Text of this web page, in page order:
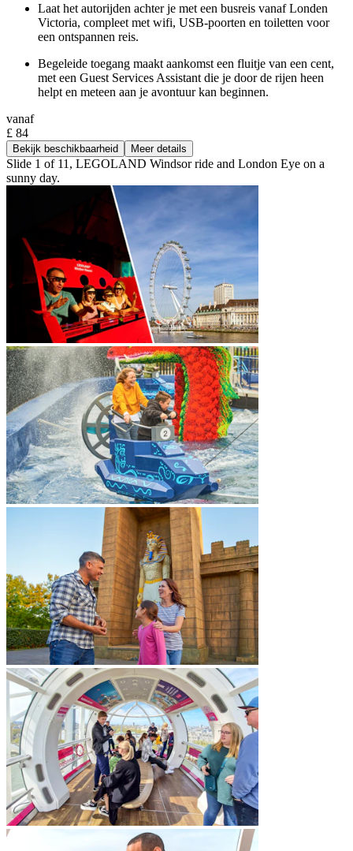
Laat het autorijden achter je met een busreis vanaf Londen
Victoria, compleet met wifi, USB-poorten en toiletten voor
een ontspannen reis.
Begeleide toegang maakt aankomst een fluitje van een cent,
met een Guest Services Assistant die je door de rijen heen
helpt en meteen aan je avontuur kan beginnen.
vanaf
£ 84
Bekijk beschikbaarheid Meer details
Slide 1 of 11, LEGOLAND Windsor ride and London Eye on a
sunny day.